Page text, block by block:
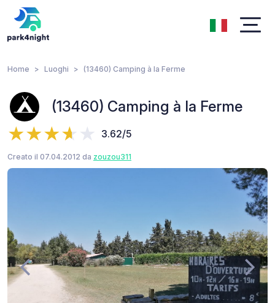
Home Luoghi (13460) Camping à la Ferme
(13460) Camping à la Ferme
3.62/5
Creato il 07.04.2012 da zouzou311